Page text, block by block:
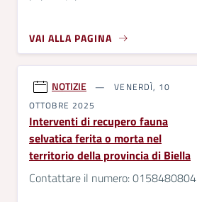
VAI ALLA PAGINA
NOTIZIE
VENERDÌ, 10
OTTOBRE 2025
Interventi di recupero fauna
selvatica ferita o morta nel
territorio della provincia di Biella
Contattare il numero: 0158480804